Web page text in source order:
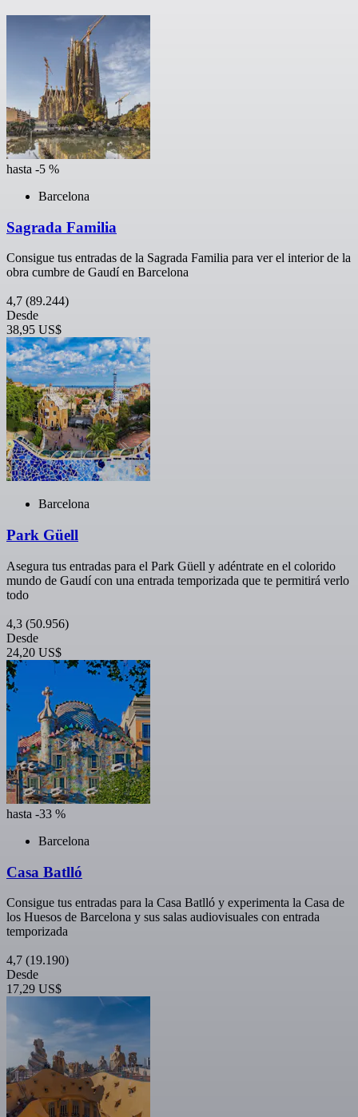
hasta -5 %
Barcelona
Sagrada Familia
Consigue tus entradas de la Sagrada Familia para ver el interior de la
obra cumbre de Gaudí en Barcelona
4,7 (89.244)
Desde
38,95 US$
Barcelona
Park Güell
Asegura tus entradas para el Park Güell y adéntrate en el colorido
mundo de Gaudí con una entrada temporizada que te permitirá verlo
todo
4,3 (50.956)
Desde
24,20 US$
hasta -33 %
Barcelona
Casa Batlló
Consigue tus entradas para la Casa Batlló y experimenta la Casa de
los Huesos de Barcelona y sus salas audiovisuales con entrada
temporizada
4,7 (19.190)
Desde
17,29 US$